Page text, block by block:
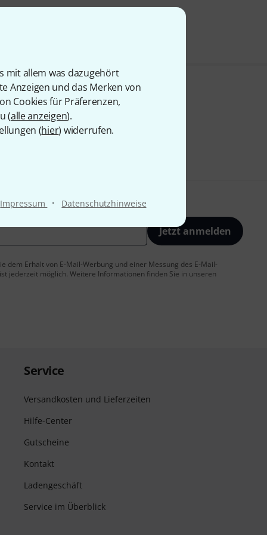
mit allem was dazugehört
Anzeigen und das Merken von
Cookies für Präferenzen,
(alle anzeigen).
(hier) widerrufen.
Impressum · Datenschutzhinweise
Jetzt anmelden
dem Erhalt von E-Mail-Werbung und einer Messung des E-Mail-
jederzeit möglich. Weitere Informationen finden Sie in unseren
Service
Versandkosten und Lieferzeiten
Hilfe-Center
Gutscheine
Kontakt
Ladengeschäft
Service im Überblick